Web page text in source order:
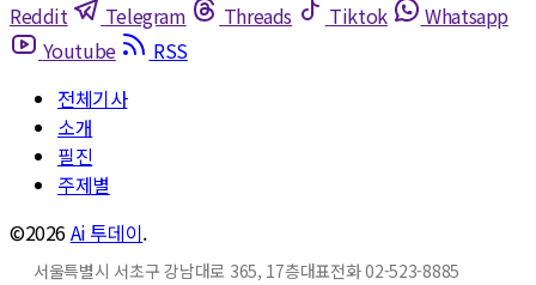
Reddit
Telegram Threads Tiktok
Whatsapp
Youtube
RSS
전체기사
소개
필진
주제별
©2026Ai 투데이.
서울특별시 서초구 강남대로 365, 17층대표전화 02-523-8885